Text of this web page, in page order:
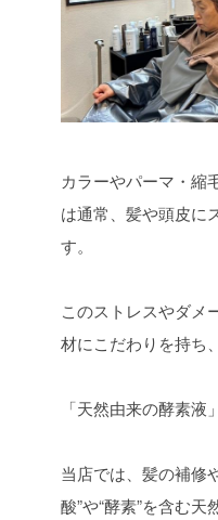
カラーやパーマ・縮
は通常、髪や頭皮に
す。
このストレスやダメ
材にこだわりを持ち
「天然由来の酵素液」
当店では、髪の補修
酸”や“酵素”を含む